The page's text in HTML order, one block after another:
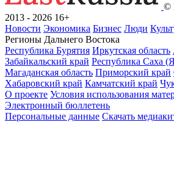
©
2013 - 2026 16+
Новости Экономика Бизнес Люди
Регионы Дальнего Востока
Республика Бурятия Иркутская область
Забайкальский край Республика Саха
Магаданская область Приморский край
Хабаровский край Камчатский край
О проекте Условия использования
Электронный бюллетень
Персональные данные Скачать